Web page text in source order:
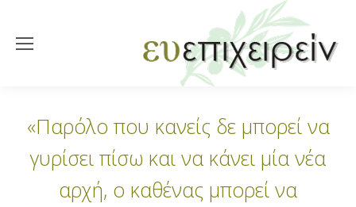
«Παρόλο που κανείς δε μπορεί να
γυρίσει πίσω και να κάνει μία νέα
αρχή, ο καθένας μπορεί να